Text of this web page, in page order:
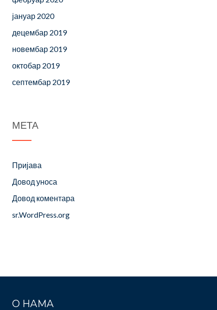
јануар 2020
децембар 2019
новембар 2019
октобар 2019
септембар 2019
МЕТА
Пријава
Довод уноса
Довод коментара
sr.WordPress.org
О НАМА